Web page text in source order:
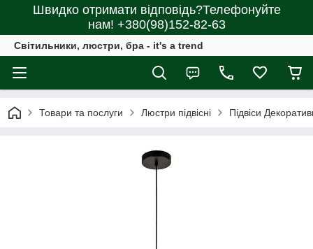
Швидко отримати відповідь?Телефонуйте
нам! +380(98)152-82-63
Світильники, люстри, бра - it's a trend
Товари та послуги Люстри підвісні Підвіси